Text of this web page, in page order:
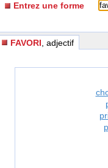
Entrez une forme
FAVORI , adjectif